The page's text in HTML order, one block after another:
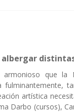
albergar
que la
fulminantemente,
artística
Darbo (cursos),